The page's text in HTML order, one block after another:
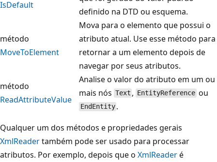
IsDefault
definido na DTD ou esquema.
método
MoveToElement
Mova para o elemento que possui o
atributo atual. Use esse método para
retornar a um elemento depois de
navegar por seus atributos.
método
ReadAttributeValue
Analise o valor do atributo em um ou
mais nós Text , EntityReference ou
EndEntity .
Qualquer um dos métodos e propriedades gerais
XmlReadertambém pode ser usado para processar
atributos. Por exemplo, depois que o XmlReaderé